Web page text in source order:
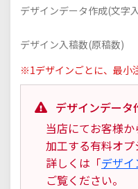
デザインデータ作成(文字
デザイン入稿数(原稿数)
※1デザインごとに、最小
デザインデータ
当店にてお客様
加工する有料オプ
詳しくは「デザ
ご覧ください。